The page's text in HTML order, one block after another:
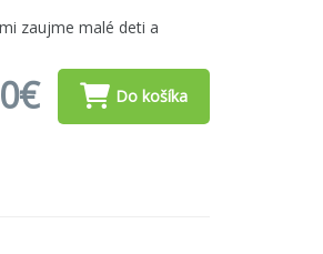
zaujme malé deti a
Do košíka